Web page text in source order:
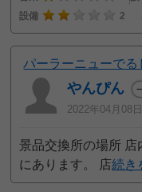
設備
2
パーラーニューでる
やんぴん
2022年04月08
景品交換所の場所
にあります。 店続き